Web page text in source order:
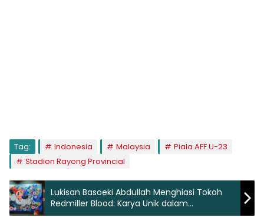
Tag: Indonesia Malaysia
Piala AFF U-23
Stadion Rayong Provincial
Lukisan Basoeki Abdullah Menghiasi Tokoh
Redmiller Blood: Karya Unik dalam
“ArtMoments Jakarta”